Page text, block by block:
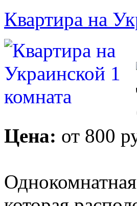
Квартира на
Цена: от 800